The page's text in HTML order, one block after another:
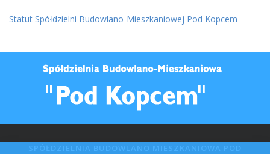
Statut Spółdzielni Budowlano-Mieszkaniowej Pod Kopcem